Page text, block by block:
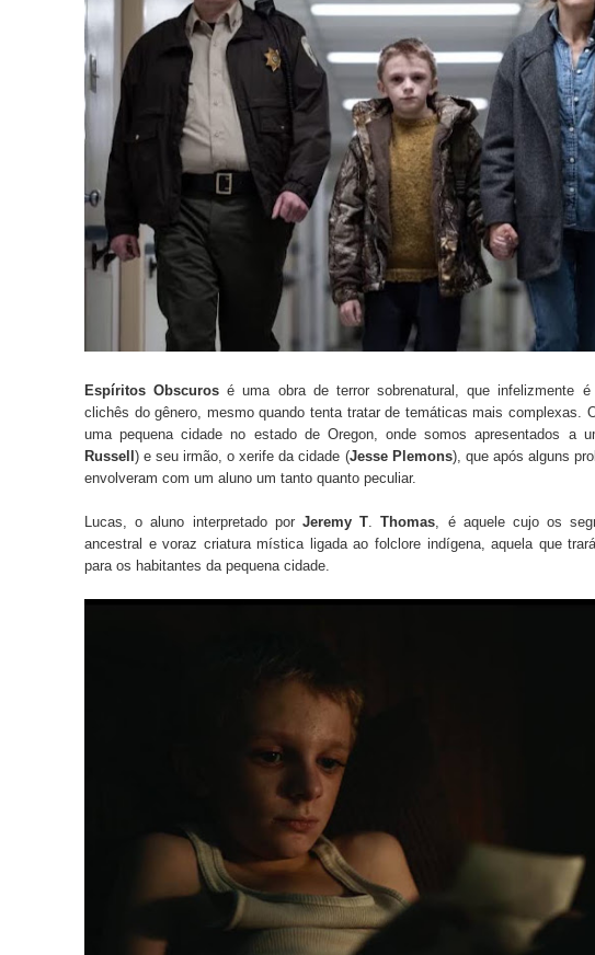
Espíritos Obscuros é uma obra de terror sobrenatural, que infelizmente é
clichês do gênero, mesmo quando tenta tratar de temáticas mais complexas.
uma pequena cidade no estado de Oregon, onde somos apresentados a
Russell ) e seu irmão, o xerife da cidade (Jesse Plemons), que após alguns
envolveram com um aluno um tanto quanto peculiar.
Lucas, o aluno interpretado por Jeremy T .Thomas , é aquele cujo os
ancestral e voraz criatura mística ligada ao folclore indígena, aquela que
para os habitantes da pequena cidade.